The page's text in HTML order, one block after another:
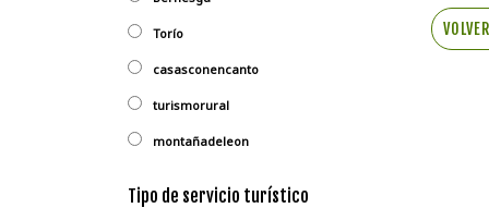
Torío
casasconencanto
turismorural
montañadeleon
Tipo de servicio turístico